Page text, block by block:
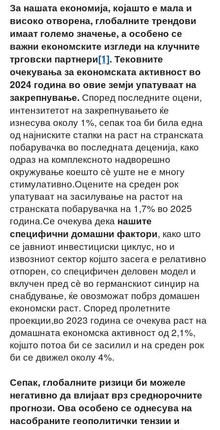
За нашата економија, којашто е мала и
високо отворена, глобалните трендови
имаат големо значење, а особено се
важни економските изгледи на клучните
трговски партнери[1]. Тековните
очекувања за економската активност во
2024 година во овие земји упатуваат на
закрепнување. Според последните оцени,
интензитетот на закрепнувањето ќе
изнесува околу 1%, сепак тоа би била една
од најниските стапки на раст на странската
побарувачка во последната деценија, како
одраз на комплексното надворешно
окружување коешто сѐ уште не е многу
стимулативно.Оцените на среден рок
упатуваат на засилување на растот на
странската побарувачка на 1,7% во 2025
година.Се очекува дека нашите
специфични домашни фактори, како што
се јавниот инвестициски циклус, но и
извозниот сектор којшто засега е релативно
отпорен, со специфичен деловен модел и
вклучен пред сѐ во германскиот синџир на
снабдување, ќе овозможат побрз домашен
економски раст. Според пролетните
проекции,во 2023 година се очекува раст на
домашната економска активност од 2,1%,
којшто потоа би се засилил и на среден рок
би се движел околу 4%.
Сепак, глобалните ризици би можеле
негативно да влијаат врз среднорочните
прогнози. Ова особено се однесува на
насобраните геополитички тензии и